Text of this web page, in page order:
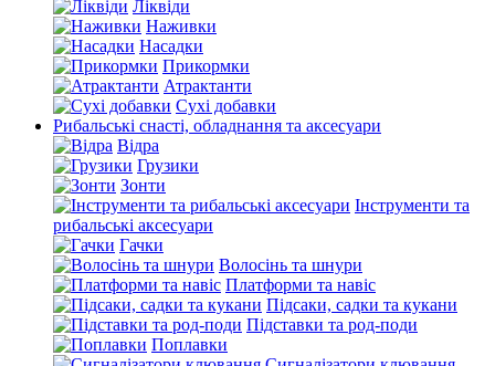
Ліквіди
Наживки
Насадки
Прикормки
Атрактанти
Сухі добавки
Рибальські снасті, обладнання та аксесуари
Відра
Грузики
Зонти
Інструменти та
рибальські аксесуари
Гачки
Волосінь та шнури
Платформи та навіс
Підсаки, садки та кукани
Підставки та род-поди
Поплавки